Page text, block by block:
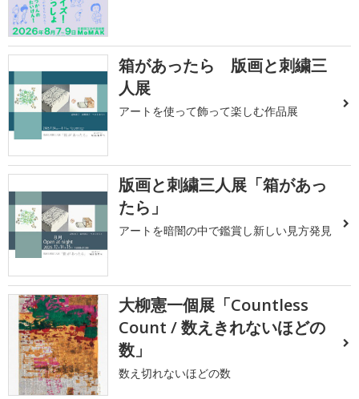
箱があったら 版画と刺繍三
人展
アートを使って飾って楽しむ作品展
版画と刺繍三人展「箱があっ
たら」
アートを暗闇の中で鑑賞し新しい見方発見
大柳憲一個展「Countless
Count / 数えきれないほどの
数」
数え切れないほどの数